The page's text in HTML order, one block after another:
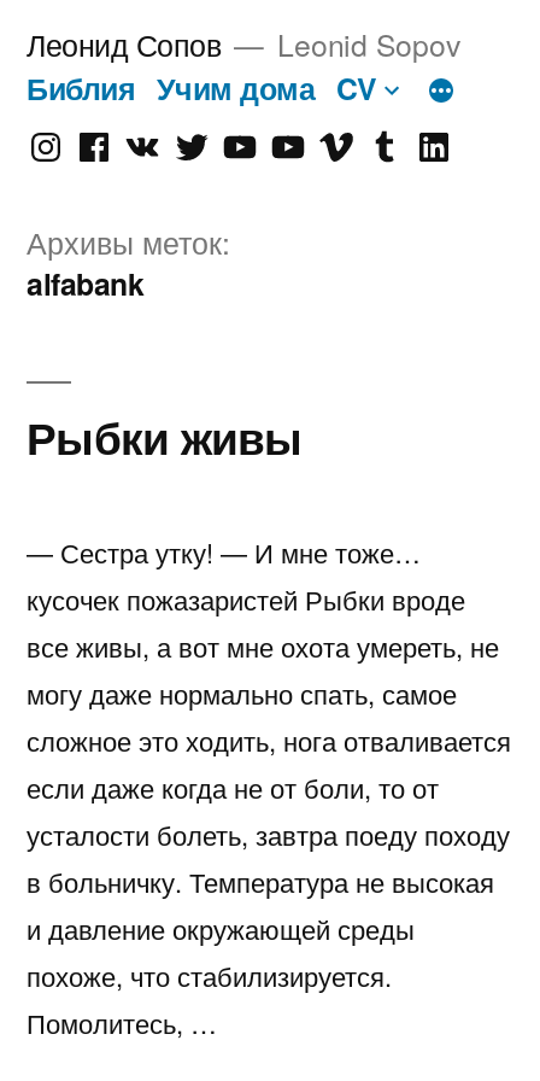
Леонид Сопов Leonid Sopov
Библия Учим дома CV
InstagramFacebook
VK TwitterYoutube
Old Vimeotumblrlinkedin
Архивы меток:
alfabank
Рыбки живы
— Сестра утку! — И мне тоже…
кусочек пожазаристей Рыбки вроде
все живы, а вот мне охота умереть, не
могу даже нормально спать, самое
сложное это ходить, нога отваливается
если даже когда не от боли, то от
усталости болеть, завтра поеду походу
в больничку. Температура не высокая
и давление окружающей среды
похоже, что стабилизируется.
Помолитесь, …